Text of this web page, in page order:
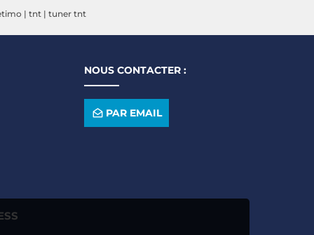
| tnt | tuner tnt
NOUS CONTACTER :
PAR EMAIL